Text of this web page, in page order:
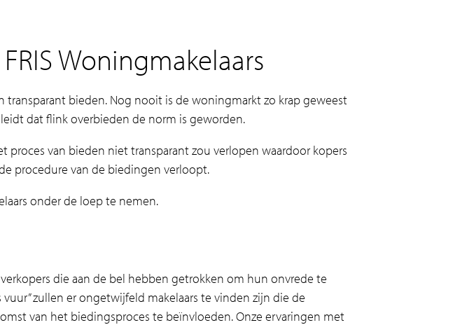
Woningmakelaars
bieden. Nog nooit is de woningmarkt zo krap geweest
dat flink overbieden de norm is geworden.
proces van bieden niet transparant zou verlopen waardoor kopers
procedure van de biedingen verloopt.
onder de loep te nemen.
die aan de bel hebben getrokken om hun onvrede te
zullen er ongetwijfeld makelaars te vinden zijn die de
van het biedingsproces te beïnvloeden. Onze ervaringen met